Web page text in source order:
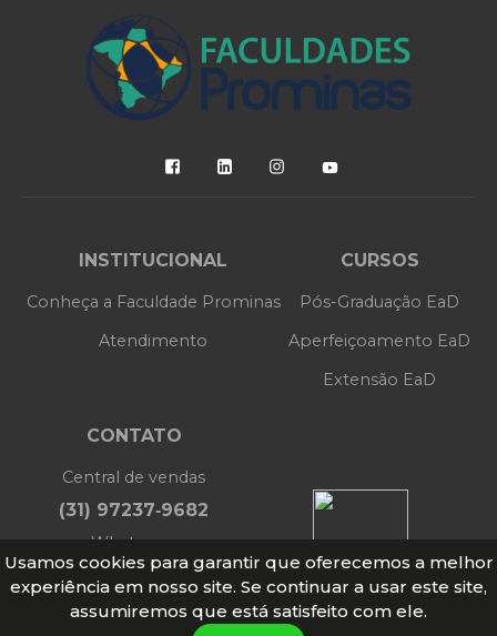
INSTITUCIONAL
Conheça a Faculdade Prominas
Atendimento
CURSOS
Pós-Graduação EaD
Aperfeiçoamento EaD
Extensão EaD
CONTATO
Central de vendas
(31) 97237‑9682
Whatsapp
(31) 97237 - 9682
Usamos cookies para garantir que oferecemos a melhor
experiência em nosso site. Se continuar a usar este site,
assumiremos que está satisfeito com ele.